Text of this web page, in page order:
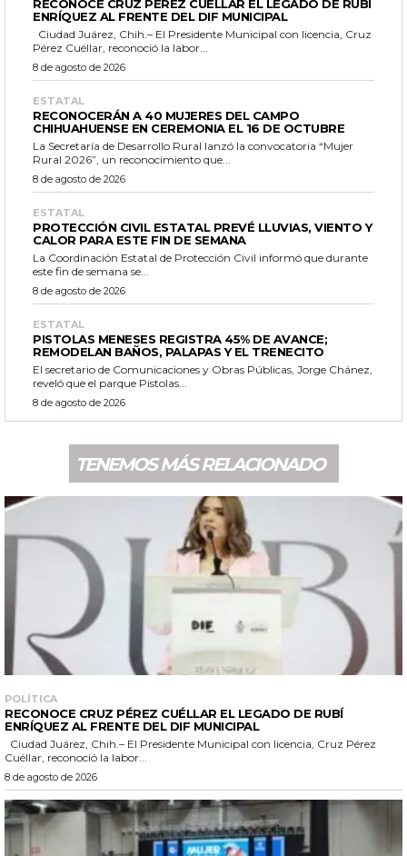
RECONOCE CRUZ PÉREZ CUÉLLAR EL LEGADO DE RUBÍ
ENRÍQUEZ AL FRENTE DEL DIF MUNICIPAL
Pérez Cuéllar, reconoció la labor...
8 de agosto de 2026
ESTATAL
RECONOCERÁN A 40 MUJERES DEL CAMPO
CHIHUAHUENSE EN CEREMONIA EL 16 DE OCTUBRE
La Secretaría de Desarrollo Rural lanzó la convocatoria “Mujer
Rural 2026”, un reconocimiento que...
8 de agosto de 2026
ESTATAL
PROTECCIÓN CIVIL ESTATAL PREVÉ LLUVIAS, VIENTO Y
CALOR PARA ESTE FIN DE SEMANA
La Coordinación Estatal de Protección Civil informó que durante
este fin de semana se...
8 de agosto de 2026
ESTATAL
PISTOLAS MENESES REGISTRA 45% DE AVANCE;
REMODELAN BAÑOS, PALAPAS Y EL TRENECITO
El secretario de Comunicaciones y Obras Públicas, Jorge Chánez,
reveló que el parque Pistolas...
8 de agosto de 2026
TENEMOS MÁS RELACIONADO
POLÍTICA
RECONOCE CRUZ PÉREZ CUÉLLAR EL LEGADO DE RUBÍ
ENRÍQUEZ AL FRENTE DEL DIF MUNICIPAL
Cuéllar, reconoció la labor...
8 de agosto de 2026